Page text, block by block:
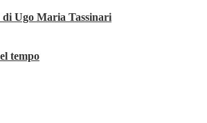
Ugo Maria Tassinari
tempo